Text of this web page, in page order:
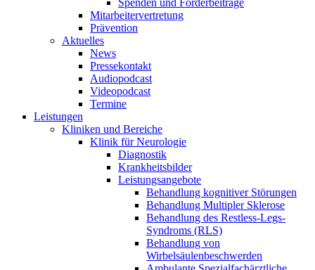
Spenden und Förderbeiträge
Mitarbeitervertretung
Prävention
Aktuelles
News
Pressekontakt
Audiopodcast
Videopodcast
Termine
Leistungen
Kliniken und Bereiche
Klinik für Neurologie
Diagnostik
Krankheitsbilder
Leistungsangebote
Behandlung kognitiver Störungen
Behandlung Multipler Sklerose
Behandlung des Restless-Legs-
Syndroms (RLS)
Behandlung von
Wirbelsäulenbeschwerden